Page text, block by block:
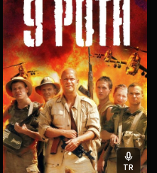
TR